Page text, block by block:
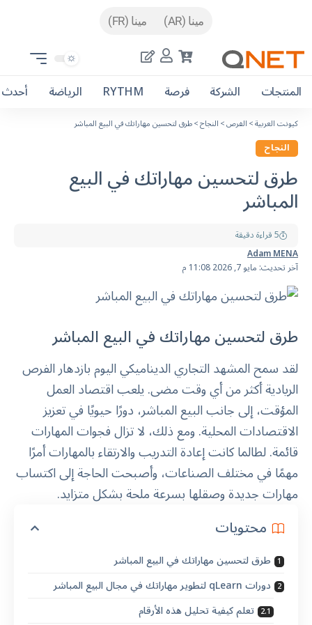
مينا (AR) مينا (FR)
المنتجات الشركة فرصة RYTHM الرياضة أحدث
كيونت العربية>الفرص>النجاح>طرق لتحسين مهاراتك في البيع المباشر
النجاح
طرق لتحسين مهاراتك في البيع
المباشر
آخر تحديث: مايو 7, 2026 11:08 م
Adam MENA
5 قراءة دقيقة
طرق لتحسين مهاراتك في البيع المباشر
لقد سمح المشهد التجاري الديناميكي اليوم بازدهار الفرص
الريادية أكثر من أي وقت مضى. يلعب اقتصاد العمل
المؤقت، إلى جانب البيع المباشر، دورًا حيويًا في تعزيز
الاقتصادات المحلية. ومع ذلك، لا تزال فجوات المهارات
قائمة. لطالما كانت إعادة التدريب والارتقاء بالمهارات أمرًا
مهمًا في مختلف الصناعات، وأصبحت الحاجة إلى اكتساب
مهارات جديدة وصقلها بسرعة ملحة بشكل متزايد.
محتويات
طرق لتحسين مهاراتك في البيع المباشر
دورات qLearn لتطوير مهاراتك في مجال البيع المباشر
تعلم كيفية تحليل هذه الأرقام